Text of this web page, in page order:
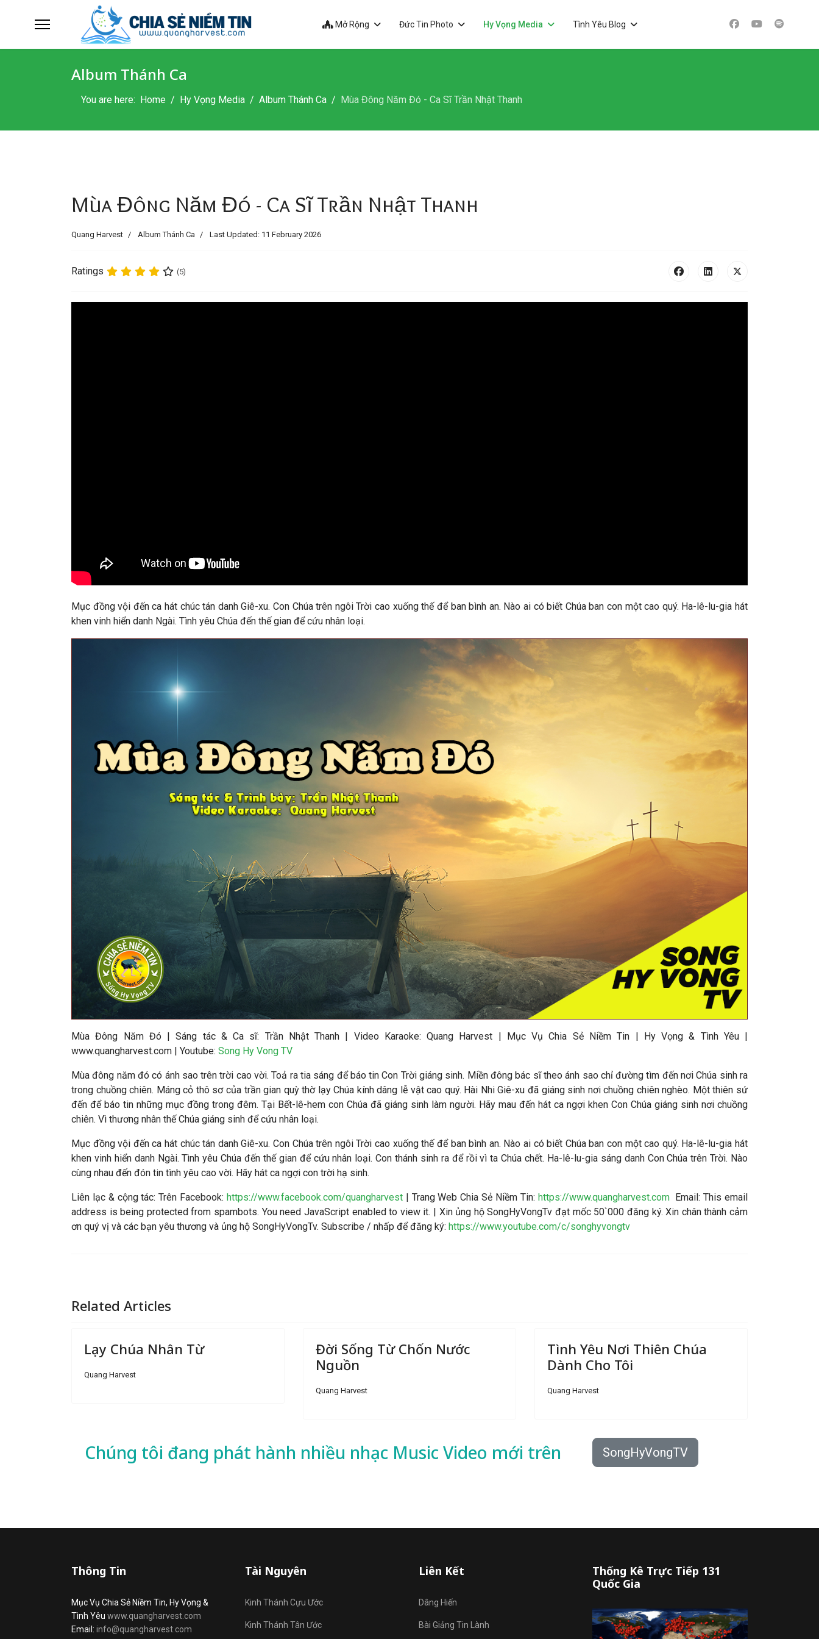
Mở Rộng Đức Tin Photo Hy Vọng Media Tình Yêu Blog
Album Thánh Ca
You are here: Home Hy Vọng Media Album Thánh Ca Mùa Đông Năm Đó - Ca Sĩ Trần Nhật Thanh
Mùa Đông Năm Đó - Ca Sĩ Trần Nhật Thanh
Quang Harvest Album Thánh Ca Last Updated: 11 February 2026
Ratings (5)
Mục đồng vội đến ca hát chúc tán danh Giê-xu. Con Chúa trên ngôi Trời cao xuống thế để ban bình an. Nào ai có biết Chúa ban con một cao quý. Ha-lê-lu-gia hát
khen vinh hiển danh Ngài. Tình yêu Chúa đến thế gian để cứu nhân loại.
Mùa Đông Năm Đó|Sáng tác &Ca sĩ: Trần Nhật Thanh
Video Karaoke: Quang Harvest | Mục Vụ Chia Sẻ Niềm Tin | Hy Vọng & Tình Yêu |
www.quangharvest.com | Youtube: Song Hy Vong TV
Mùa đông năm đó có ánh sao trên trời cao vời. Toả ra tia sáng để báo tin Con Trời giáng sinh. Miền đông bác sĩ theo ánh sao chỉ đường tìm đến nơi Chúa sinh ra
trong chuồng chiên. Máng cỏ thô sơ của trần gian quỳ thờ lạy Chúa kính dâng lễ vật cao quý. Hài Nhi Giê-xu đã giáng sinh nơi chuồng chiên nghèo. Một thiên sứ
đến để báo tin những mục đồng trong đêm. Tại Bết-lê-hem con Chúa đã giáng sinh làm người. Hãy mau đến hát ca ngợi khen Con Chúa giáng sinh nơi chuồng
chiên. Vì thương nhân thế Chúa giáng sinh để cứu nhân loại.
Mục đồng vội đến ca hát chúc tán danh Giê-xu. Con Chúa trên ngôi Trời cao xuống thế để ban bình an. Nào ai có biết Chúa ban con một cao quý. Ha-lê-lu-gia hát
khen vinh hiển danh Ngài. Tình yêu Chúa đến thế gian để cứu nhân loại.Con thánh sinh ra để rồi vì ta Chúa chết. Ha-lê-lu-gia sáng danh Con Chúa trên Trời. Nào
cùng nhau đến đón tin tình yêu cao vời. Hãy hát ca ngợi con trời hạ sinh.
Liên lạc & cộng tác: Trên Facebook: https://www.facebook.com/quangharvest| Trang Web Chia Sẻ Niềm Tin: https://www.quangharvest.comEmail:This email
address is being protected from spambots. You need JavaScript enabled to view it. | Xin ủng hộ SongHyVongTv đạt mốc 50`000 đăng ký. Xin chân thành cảm
ơn quý vị và các bạn yêu thương và ủng hộ SongHyVongTv. Subscribe / nhấp để đăng ký: https://www.youtube.com/c/songhyvongtv
Related Articles
Lạy Chúa Nhân Từ
Quang Harvest
Đời Sống Từ Chốn Nước
Nguồn
Quang Harvest
Tình Yêu Nơi Thiên Chúa
Dành Cho Tôi
Quang Harvest
Chúng tôi đang phát hành nhiều nhạc Music Video mới trên SongHyVongTV
Thông Tin
Mục Vụ Chia Sẻ Niềm Tin, Hy Vọng &
Tình Yêu www.quangharvest.com
Email: info@quangharvest.com
Tài Nguyên
Kinh Thánh Cựu Ước
Kinh Thánh Tân Ước
Liên Kết
Dâng Hiến
Bài Giảng Tin Lành
Thống Kê Trực Tiếp 131
Quốc Gia